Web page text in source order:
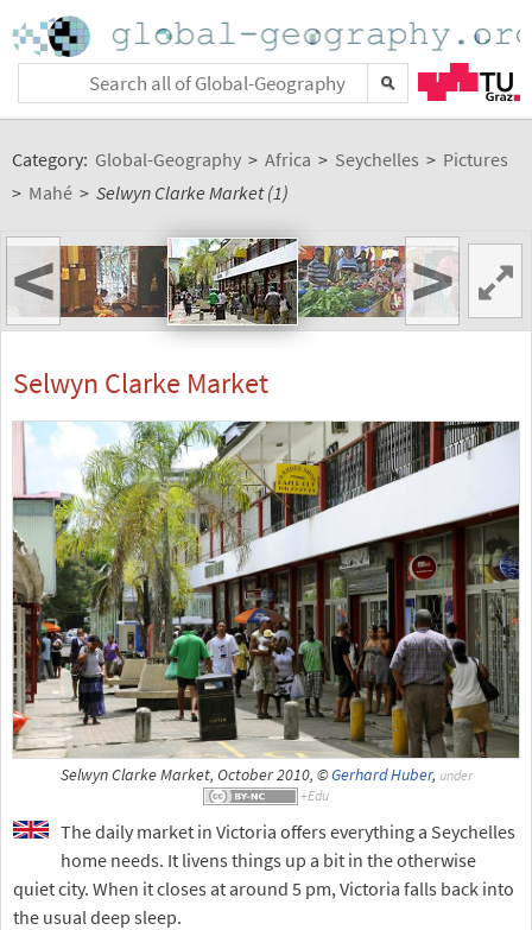
Category: Global-Geography > Africa > Seychelles > Pictures
> Mahé > Selwyn Clarke Market (1)
< >
Selwyn Clarke Market
Selwyn Clarke Market, October 2010, ©Gerhard Huber, under
The daily market in Victoria offers everything a Seychelles
home needs. It livens things up a bit in the otherwise
quiet city. When it closes at around 5 pm, Victoria falls back into
the usual deep sleep.